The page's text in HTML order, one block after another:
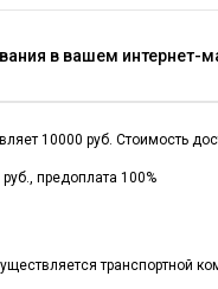
в вашем интернет-
10000 руб. Стоимость
предоплата 100%
транспортной